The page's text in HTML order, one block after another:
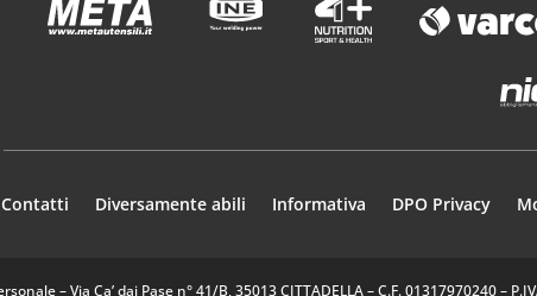
Contatti Diversamente abili Informativa DPO Privacy
– Via Ca’ dai Pase n° 41/B, 35013 CITTADELLA – C.F. 01317970240 –